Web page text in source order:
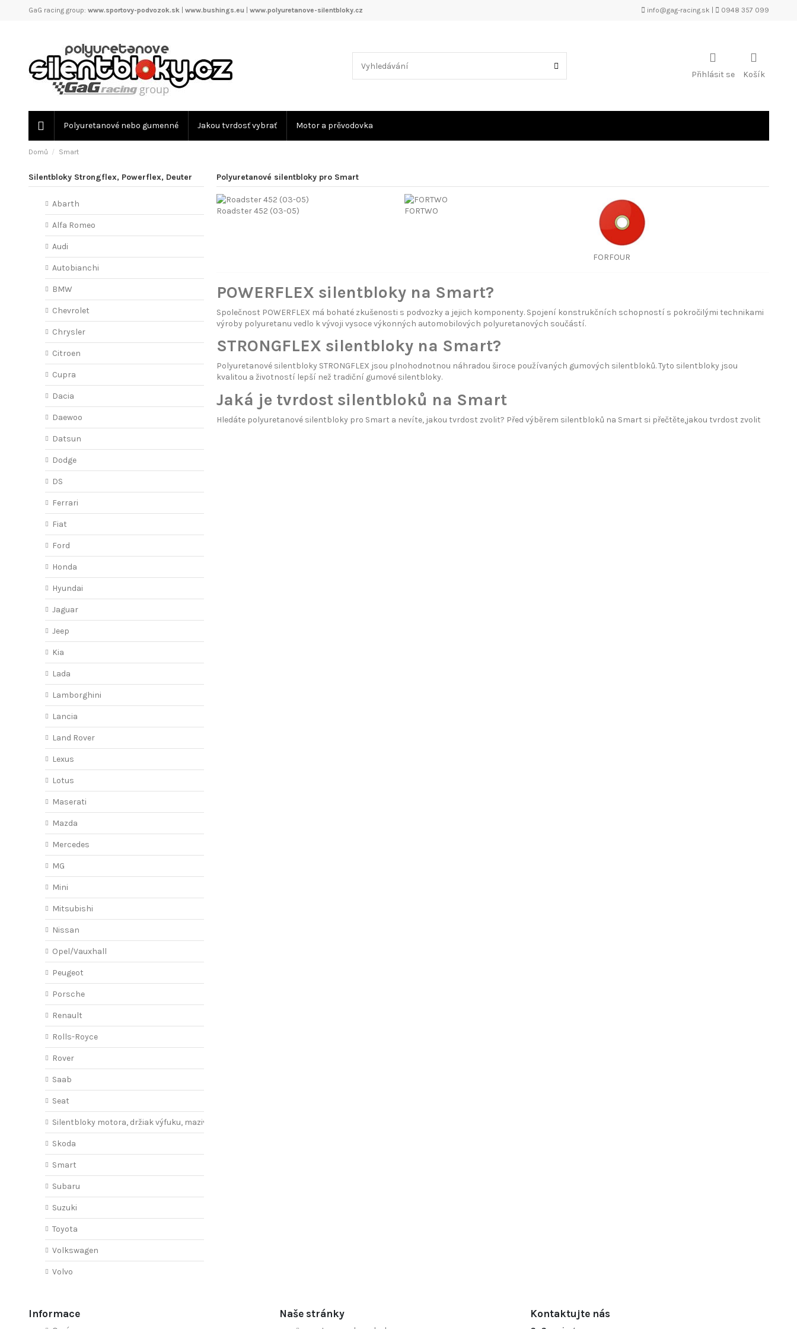
GaG racing group: www.sportovy-podvozok.sk| www.bushings.eu www.polyuretanove-silentbloky.cz info@gag-racing.sk 0948 357 099
Přihlásit se Košík
Polyuretanové nebo gumenné Jakou tvrdosť vybrať Motor a prěvodovka
Domů Smart
Polyuretanové silentbloky pro Smart
Roadster 452 (03-05) FORTWO
FORFOUR
POWERFLEX silentbloky na Smart?
Společnost POWERFLEX má bohaté zkušenosti s podvozky a jejich komponenty. Spojení konstrukčních schopností s pokročilými technikami
výroby polyuretanu vedlo k vývoji vysoce výkonných automobilových polyuretanových součástí.
STRONGFLEX silentbloky na Smart?
Polyuretanové silentbloky STRONGFLEX jsou plnohodnotnou náhradou široce používaných gumových silentbloků. Tyto silentbloky jsou
kvalitou a životností lepší než tradiční gumové silentbloky.
Jaká je tvrdost silentbloků na Smart
Hledáte polyuretanové silentbloky pro Smart a nevíte, jakou tvrdost zvolit? Před výběrem silentbloků na Smart si přečtěte,jakou tvrdost zvolit
Silentbloky Strongflex, Powerflex, Deuter
Abarth
Alfa Romeo
Audi
Autobianchi
BMW
Chevrolet
Chrysler
Citroen
Cupra
Dacia
Daewoo
Datsun
Dodge
DS
Ferrari
Fiat
Ford
Honda
Hyundai
Jaguar
Jeep
Kia
Lada
Lamborghini
Lancia
Land Rover
Lexus
Lotus
Maserati
Mazda
Mercedes
MG
Mini
Mitsubishi
Nissan
Opel/Vauxhall
Peugeot
Porsche
Renault
Rolls-Royce
Rover
Saab
Seat
Silentbloky motora, držiak výfuku, mazivo
Skoda
Smart
Subaru
Suzuki
Toyota
Volkswagen
Volvo
Informace Naše stránky Kontaktujte nás